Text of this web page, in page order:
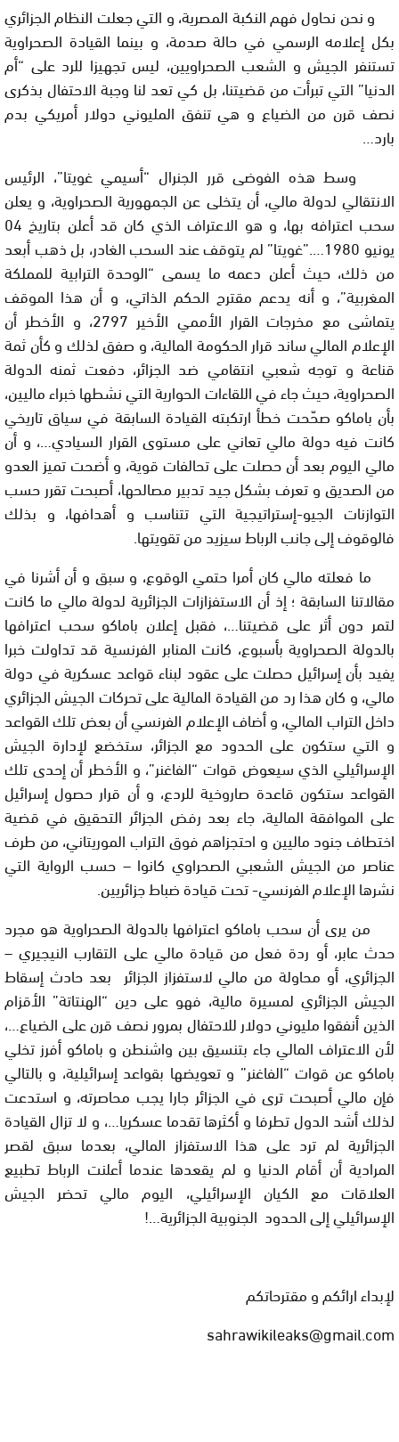
و نحن نحاول فهم النكبة المصرية، و التي جعلت النظام الجزائري
بكل إعلامه الرسمي في حالة صدمة، و بينما القيادة الصحراوية
تستنفر الجيش و الشعب الصحراويين، ليس تجهيزا للرد على “أم
الدنيا” التي تبرأت من قضيتنا، بل كي تعد لنا وجبة الاحتفال بذكرى
نصف قرن من الضياع و هي تنفق المليوني دولار أمريكي بدم
بارد…
وسط هذه الفوضى قرر الجنرال “أسيمي غويتا”، الرئيس
الانتقالي لدولة مالي، أن يتخلى عن الجمهورية الصحراوية، و يعلن
سحب اعترافه بها، و هو الاعتراف الذي كان قد أعلن بتاريخ 04
يونيو 1980….”غويتا” لم يتوقف عند السحب الغادر، بل ذهب أبعد
من ذلك، حيث أعلن دعمه ما يسمى “الوحدة الترابية للمملكة
المغربية”، و أنه يدعم مقترح الحكم الذاتي، و أن هذا الموقف
يتماشى مع مخرجات القرار الأممي الأخير 2797، و الأخطر أن
الإعلام المالي ساند قرار الحكومة المالية، و صفق لذلك و كأن ثمة
قناعة و توجه شعبي انتقامي ضد الجزائر، دفعت ثمنه الدولة
الصحراوية، حيث جاء في اللقاءات الحوارية التي نشطها خبراء ماليين،
بأن باماكو صحّحت خطأ ارتكبته القيادة السابقة في سياق تاريخي
كانت فيه دولة مالي تعاني على مستوى القرار السيادي…، و أن
مالي اليوم بعد أن حصلت على تحالفات قوية، و أضحت تميز العدو
من الصديق و تعرف بشكل جيد تدبير مصالحها، أصبحت تقرر حسب
التوازنات الجيو-إستراتيجية التي تتناسب و أهدافها، و بذلك
فالوقوف إلى جانب الرباط سيزيد من تقويتها.
ما فعلته مالي كان أمرا حتمي الوقوع، و سبق و أن أشرنا في
مقالاتنا السابقة ؛ إذ أن الاستفزازات الجزائرية لدولة مالي ما كانت
لتمر دون أثر على قضيتنا…، فقبل إعلان باماكو سحب اعترافها
بالدولة الصحراوية بأسبوع، كانت المنابر الفرنسية قد تداولت خبرا
يفيد بأن إسرائيل حصلت على عقود لبناء قواعد عسكرية في دولة
مالي، و كان هذا رد من القيادة المالية على تحركات الجيش الجزائري
داخل التراب المالي، و أضاف الإعلام الفرنسي أن بعض تلك القواعد
و التي ستكون على الحدود مع الجزائر، ستخضع لإدارة الجيش
الإسرائيلي الذي سيعوض قوات “الفاغنر”، و الأخطر أن إحدى تلك
القواعد ستكون قاعدة صاروخية للردع، و أن قرار حصول إسرائيل
على الموافقة المالية، جاء بعد رفض الجزائر التحقيق في قضية
اختطاف جنود ماليين و احتجزاهم فوق التراب الموريتاني، من طرف
عناصر من الجيش الشعبي الصحراوي كانوا – حسب الرواية التي
نشرها الإعلام الفرنسي- تحت قيادة ضباط جزائريين.
من يرى أن سحب باماكو اعترافها بالدولة الصحراوية هو مجرد
حدث عابر، أو ردة فعل من قيادة مالي على التقارب النيجيري –
الجزائري، أو محاولة من مالي لاستفزاز الجزائر بعد حادث إسقاط
الجيش الجزائري لمسيرة مالية، فهو على دين “الهنتاتة” الأقزام
الذين أنفقوا مليوني دولار للاحتفال بمرور نصف قرن على الضياع…،
لأن الاعتراف المالي جاء بتنسيق بين واشنطن و باماكو أفرز تخلي
باماكو عن قوات “الفاغنر” و تعويضها بقواعد إسرائيلية، و بالتالي
فإن مالي أصبحت ترى في الجزائر جارا يجب محاصرته، و استدعت
لذلك أشد الدول تطرفا و أكثرها تقدما عسكريا…، و لا تزال القيادة
الجزائرية لم ترد على هذا الاستفزاز المالي، بعدما سبق لقصر
المرادية أن أقام الدنيا و لم يقعدها عندما أعلنت الرباط تطبيع
العلاقات مع الكيان الإسرائيلي، اليوم مالي تحضر الجيش
الإسرائيلي إلى الحدود الجنوبية الجزائرية…!
لإبداء ارائكم و مقترحاتكم
sahrawikileaks@gmail.com